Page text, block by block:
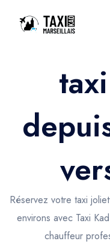
Accueil
Nos services
Nos services
Trajet Gare SNCF
Trajet Port
Trajet Séminaire
Taxis aéroport
Réservation
Actualités &
Contactez-nous
Réservez votre taxi
environs avec Taxi
chauffeur